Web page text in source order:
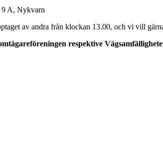
9 A, Nykvarn
av andra från klockan 13.00, och vi vill
respektive